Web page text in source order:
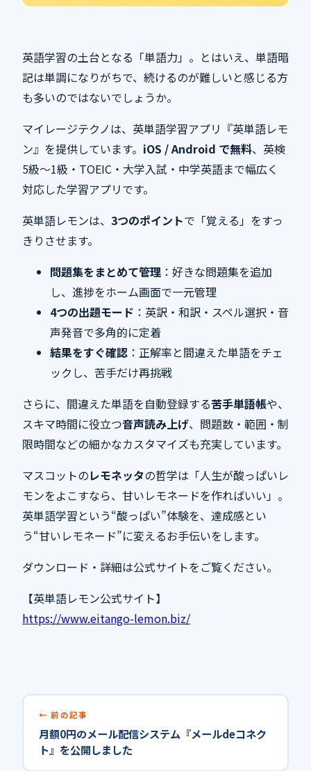
英語学習の土台となる「単語力」。とはいえ、単語暗
記は単調になりがちで、続けるのが難しいと感じる方
も多いのではないでしょうか。
マイレージテクノは、英単語学習アプリ『英単語レモ
ン』を提供しています。 iOS / Android で無料、英検
5級〜1級・TOEIC・大学入試・中学英語まで幅広く
対応した学習アプリです。
英単語レモンは、 3つのポイントで「覚える」をすっ
きりさせます。
問題集をまとめて管理 ：好きな問題集を追加
し、進捗をホーム画面で一元管理
4つの出題モード ：英訳・和訳・スペル選択・音
声発音で多角的に定着
結果をすぐ確認 ：正解率と間違えた単語をチェ
ックし、苦手だけ再挑戦
さらに、間違えた単語を自動登録する苦手単語帳や、
スキマ時間に役立つ音声読み上げ、問題数・範囲・制
限時間などの細かなカスタマイズも充実しています。
マスコットのレモネッタの哲学は「人生が酸っぱいレ
モンをよこすなら、甘いレモネードを作ればいい」。
英単語学習という“酸っぱい”体験を、達成感とい
う“甘いレモネード”に変えるお手伝いをします。
ダウンロード・詳細は公式サイトをご覧ください。
【英単語レモン公式サイト】
https://www.eitango-lemon.biz/
前の記事
月額0円のメール配信システム『メールdeコネク
ト』を公開しました